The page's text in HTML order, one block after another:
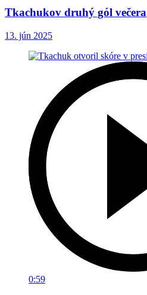
Tkachukov druhý gól večera
13. jún 2025
0:59